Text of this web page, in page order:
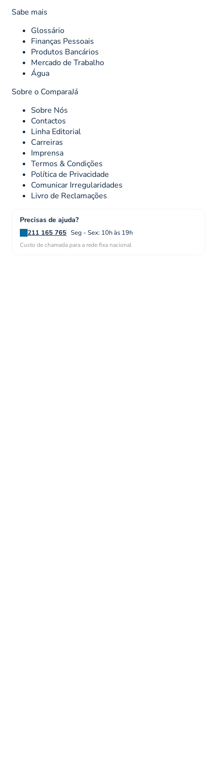
Sabe mais
Glossário
Finanças Pessoais
Produtos Bancários
Mercado de Trabalho
Água
Sobre o ComparaJá
Sobre Nós
Contactos
Linha Editorial
Carreiras
Imprensa
Termos & Condições
Política de Privacidade
Comunicar Irregularidades
Livro de Reclamações
Precisas de ajuda?
211 165 765 Seg - Sex: 10h às 19h
Custo de chamada para a rede fixa nacional